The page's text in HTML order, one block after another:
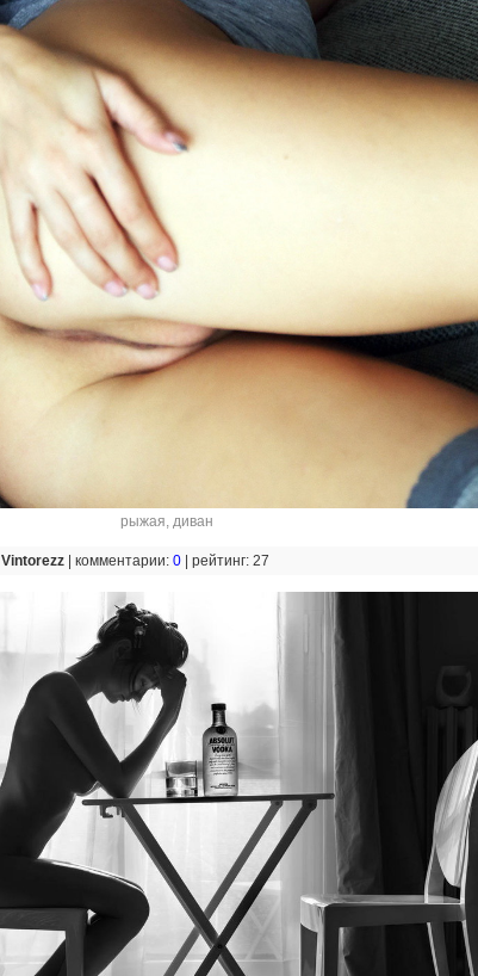
рыжая, диван
Vintorezz комментарии: 0 рейтинг: 27